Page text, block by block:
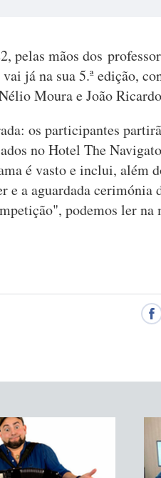
pelas mãos dos
já na sua 5.ª edição,
Moura e João
os participantes
no Hotel The
é vasto e inclui, além
a aguardada cerimónia
podemos ler na